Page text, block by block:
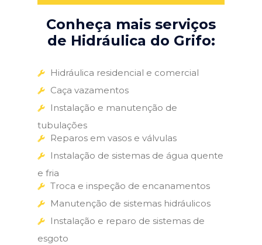
Conheça mais serviços
de Hidráulica do Grifo:
Hidráulica residencial e comercial
Caça vazamentos
Instalação e manutenção de
tubulações
Reparos em vasos e válvulas
Instalação de sistemas de água quente
e fria
Troca e inspeção de encanamentos
Manutenção de sistemas hidráulicos
Instalação e reparo de sistemas de
esgoto